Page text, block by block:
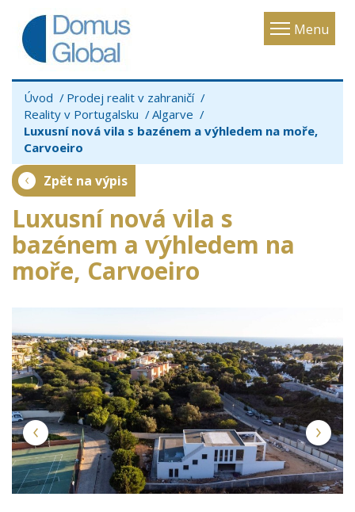
Menu
Toggle
Úvod
Prodej realit v zahraničí
Reality v Portugalsku
Algarve
Luxusní nová vila s bazénem a výhledem na moře,
Carvoeiro
Zpět na výpis
Luxusní nová vila s
bazénem a výhledem na
moře, Carvoeiro